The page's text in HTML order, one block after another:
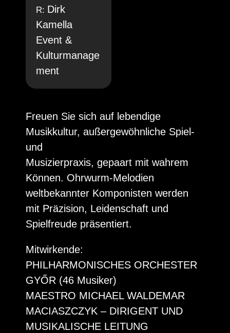
R: Dirk
Kamella
Event &
Kulturmanage
ment
Freuen Sie sich auf lebendige
Musikkultur, außergewöhnliche Spiel-
und
Musizierpraxis, gepaart mit wahrem
Können. Ohrwurm-Melodien
weltbekannter Komponisten werden
mit Präzision, Leidenschaft und
Spielfreude präsentiert.
Mitwirkende:
PHILHARMONISCHES ORCHESTER
GYŐR (46 Musiker)
MAESTRO MICHAEL WALDEMAR
MACIASZCZYK – DIRIGENT UND
MUSIKALISCHE LEITUNG